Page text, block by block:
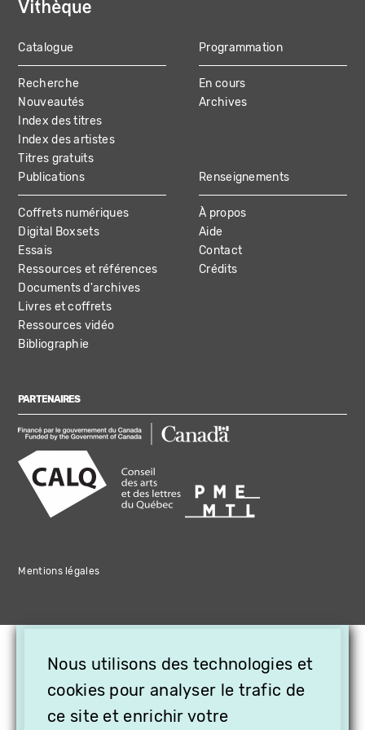
MAIN
NAVIGATION
Catalogue
Recherche
Nouveautés
Index des titres
Index des artistes
Titres gratuits
Programmation
En cours
Archives
Publications
Coffrets numériques
Digital Boxsets
Essais
Ressources et références
Documents d'archives
Livres et coffrets
Ressources vidéo
Bibliographie
Renseignements
À propos
Aide
Contact
Crédits
PARTENAIRES
Mentions légales
Nous utilisons des technologies et
cookies pour analyser le trafic de
ce site et enrichir votre
OFFREZ LA VIDÉO EN
CADEAU, ABONNEZ VOS
PROCHES À VITHÈQUE !